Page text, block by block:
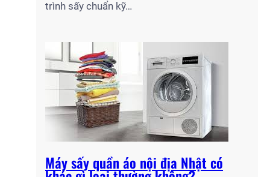
trình sấy chuẩn kỹ…
Máy sấy quần áo nội địa Nhật có